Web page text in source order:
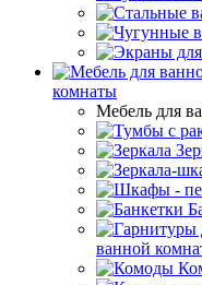
комнаты
Мебель для
ванной